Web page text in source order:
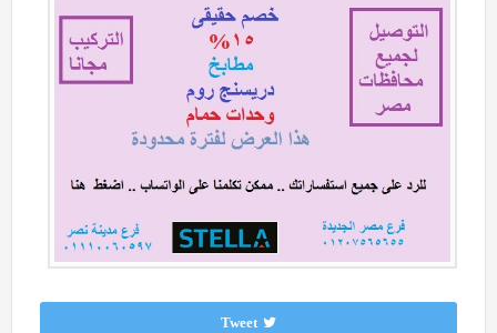
Tweet